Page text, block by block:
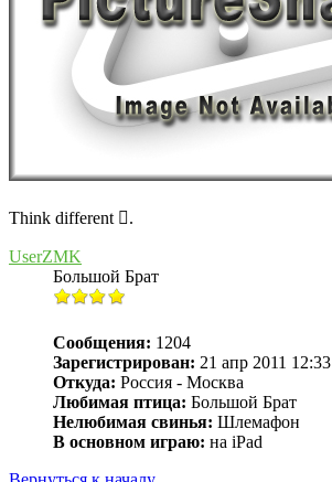
Think different .
UserZMK
Большой Брат
Сообщения: 1204
Зарегистрирован: 21 апр 2011 12:33
Откуда: Россия - Москва
Любимая птица: Большой Брат
Нелюбимая свинья: Шлемафон
В основном играю: на iPad